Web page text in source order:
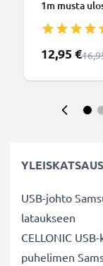
1m musta
iPhonelle,
Erikoishinta
12,95 €
YLEISKATSAUS
USB-johto
lataukseen
CELLONIC
puhelimen